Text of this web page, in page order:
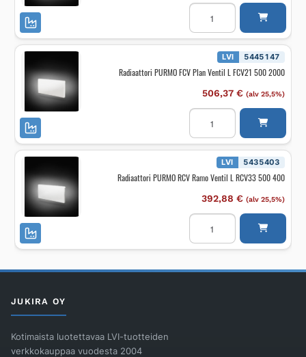
Radiaattori
PURMO
RAMO
Ventil
RCV44
900
LVI 5445147
Radiaattori PURMO FCV Plan Ventil L FCV21 500 2000
506,37 € (alv 25,5%)
Radiaattori
PURMO
Plan
Ventil
FCV21
500
määrä
LVI 5435403
Radiaattori PURMO RCV Ramo Ventil L RCV33 500 400
392,88 € (alv 25,5%)
Radiaattori
PURMO
Ramo
RCV33
JUKIRA OY
Kotimaista luotettavaa LVI-tuotteiden
verkkokauppaa vuodesta 2004